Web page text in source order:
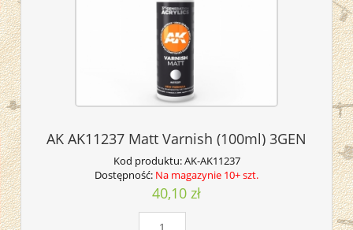
AK AK11237 Matt Varnish (100ml) 3GEN
Kod produktu:AK-AK11237
Dostępność: Na magazynie 10+ szt.
40,10 zł